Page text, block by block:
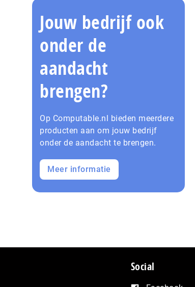
Jouw bedrijf ook
onder de
aandacht
brengen?
Op Computable.nl bieden meerdere
producten aan om jouw bedrijf
onder de aandacht te brengen.
Meer informatie
Social